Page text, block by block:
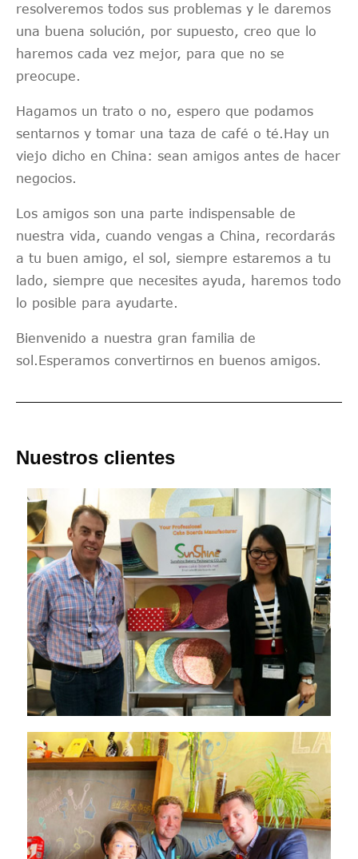
resolveremos todos sus problemas y le daremos
una buena solución, por supuesto, creo que lo
haremos cada vez mejor, para que no se
preocupe.
Hagamos un trato o no, espero que podamos
sentarnos y tomar una taza de café o té.Hay un
viejo dicho en China: sean amigos antes de hacer
negocios.
Los amigos son una parte indispensable de
nuestra vida, cuando vengas a China, recordarás
a tu buen amigo, el sol, siempre estaremos a tu
lado, siempre que necesites ayuda, haremos todo
lo posible para ayudarte.
Bienvenido a nuestra gran familia de
sol.Esperamos convertirnos en buenos amigos.
Nuestros clientes